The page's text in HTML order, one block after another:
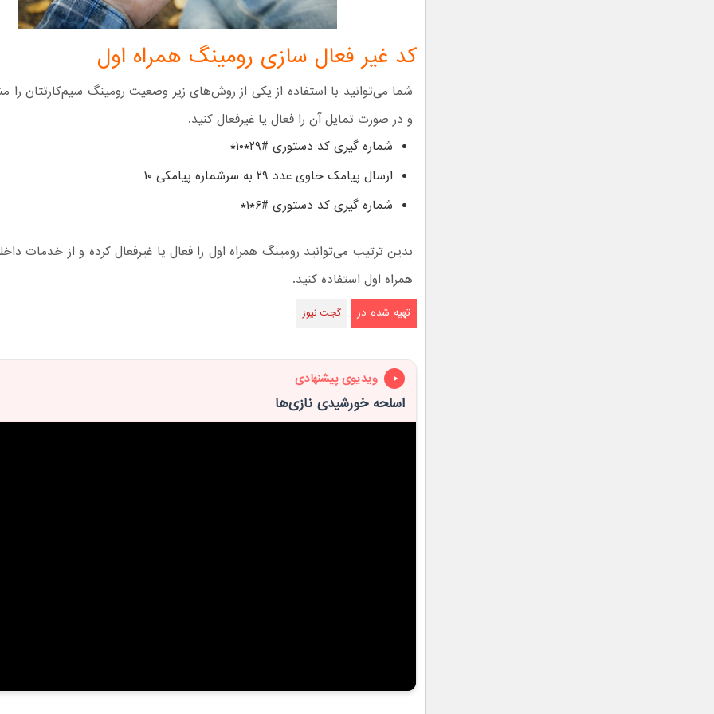
کد غیر فعال سازی رومینگ همراه اول
شما می‌توانید با استفاده از یکی از روش‌های زیر وضعیت رومینگ سیم‌کارتتان را
و در صورت تمایل آن را فعال یا غیرفعال کنید.
شماره گیری کد دستوری #۲۹*۱۰*
ارسال پیامک حاوی عدد ۲۹ به سرشماره پیامکی ۱۰
شماره گیری کد دستوری *۱*۶#
بدین ترتیب می‌توانید رومینگ همراه اول را فعال یا غیرفعال کرده و از خدمات
همراه اول استفاده کنید.
تهیه شده در گجت نیوز
ویدیوی پیشنهادی
اسلحه خورشیدی نازی‌ها